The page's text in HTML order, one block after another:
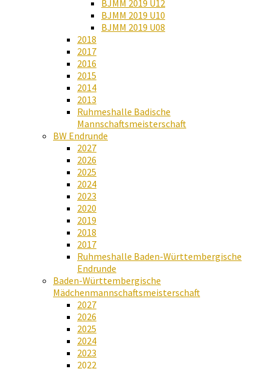
BJMM 2019 U12
BJMM 2019 U10
BJMM 2019 U08
2018
2017
2016
2015
2014
2013
Ruhmeshalle Badische
Mannschaftsmeisterschaft
BW Endrunde
2027
2026
2025
2024
2023
2020
2019
2018
2017
Ruhmeshalle Baden-Württembergische
Endrunde
Baden-Württembergische
Mädchenmannschaftsmeisterschaft
2027
2026
2025
2024
2023
2022